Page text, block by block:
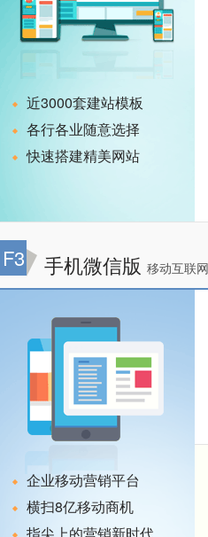
近3000套建站模板
各行各业随意选择
快速搭建精美网站
F3 手机微信版 移动互联
企业移动营销平台
横扫8亿移动商机